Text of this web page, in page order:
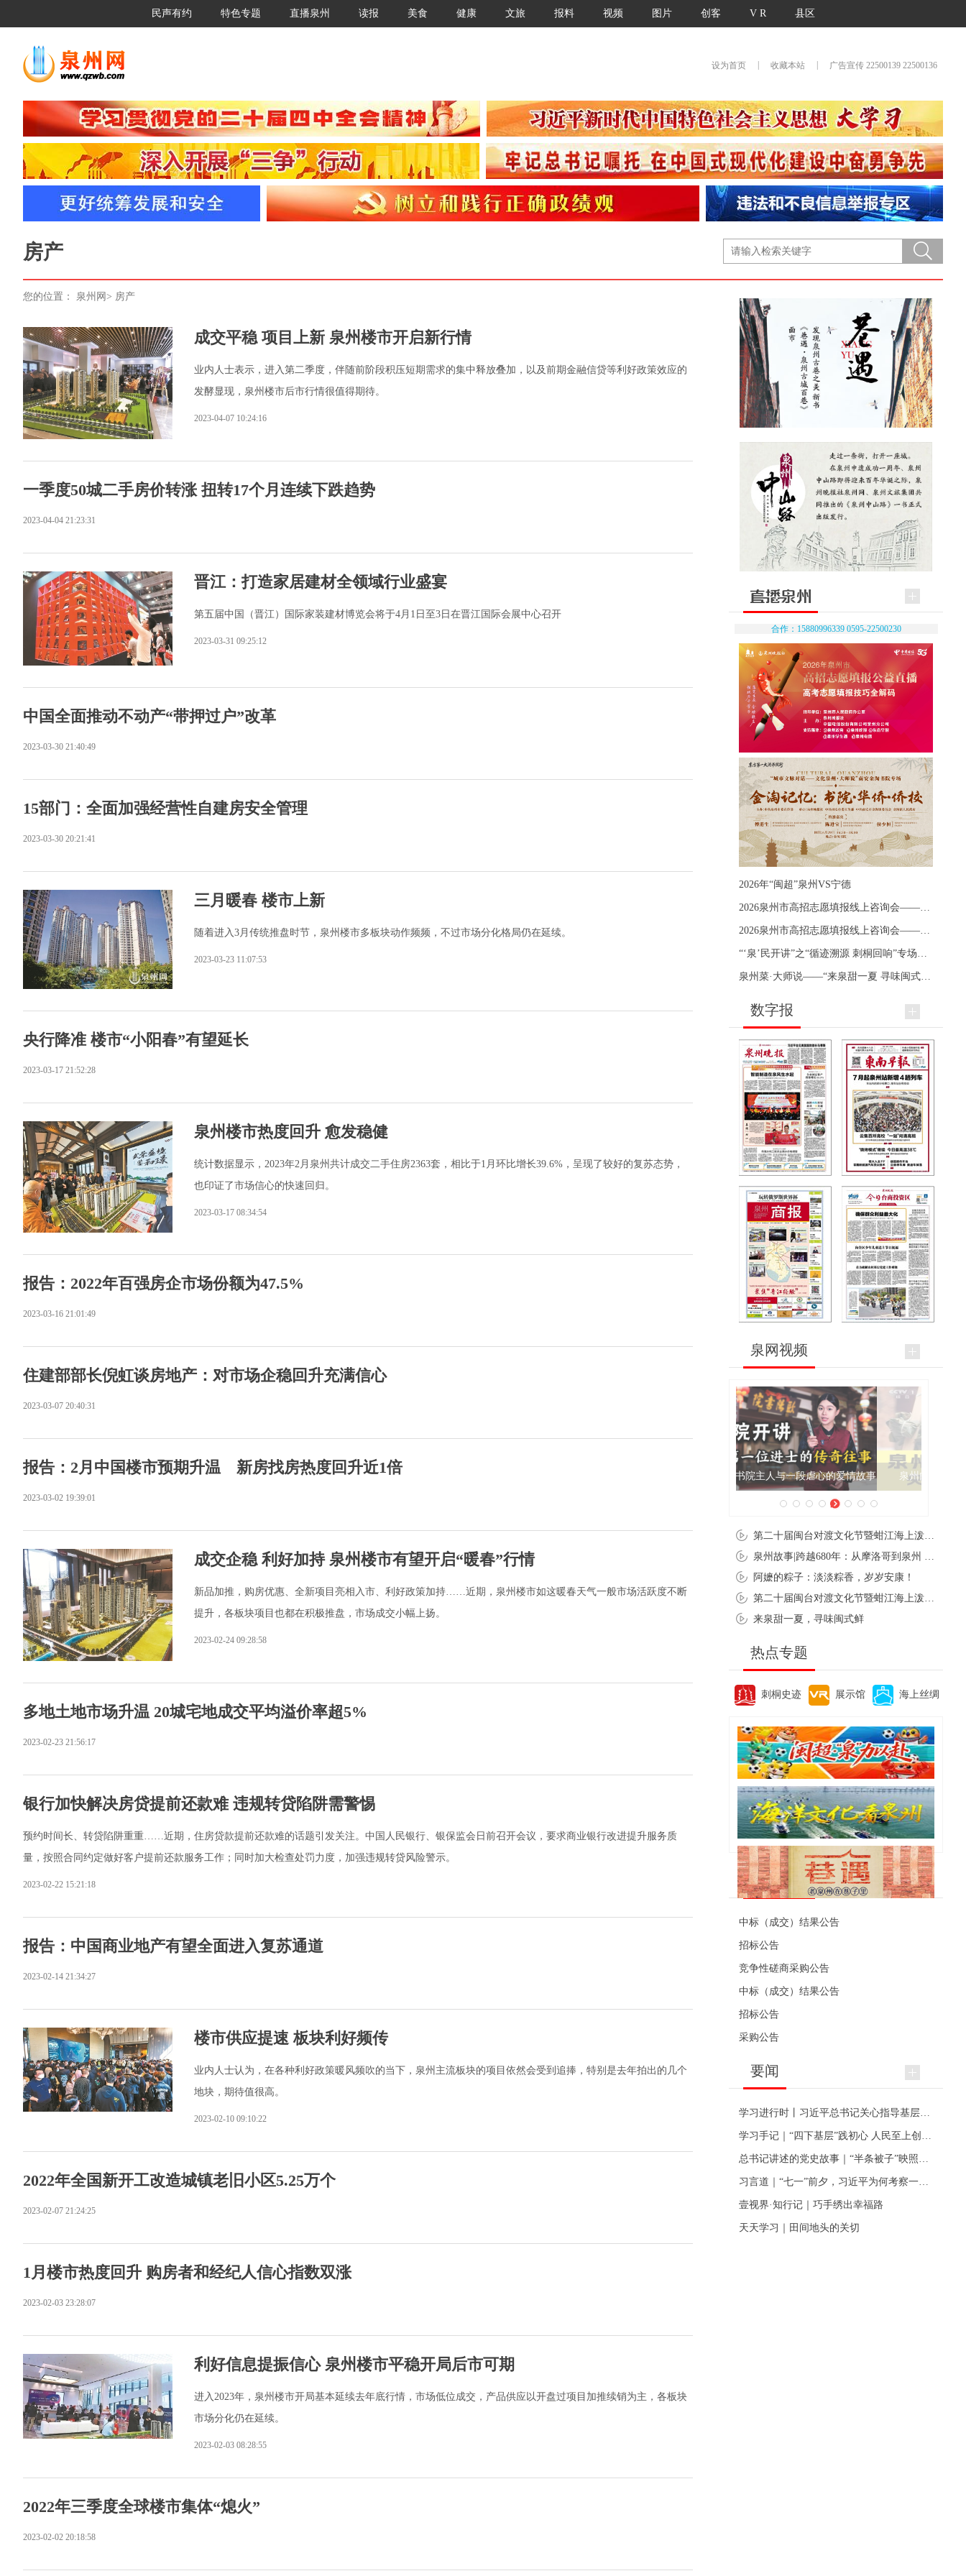
民声有约 特色专题 直播泉州 读报 美食 健康 文旅 报料 视频 图片 创客 V R 县区
设为首页 收藏本站 广告宣传 22500139 22500136
房产
您的位置： 泉州网 > 房产
成交平稳 项目上新 泉州楼市开启新行情
业内人士表示，进入第二季度，伴随前阶段积压短期需求的集中释放叠加，以及前期金融信贷等利好政策效应的
发酵显现，泉州楼市后市行情很值得期待。
2023-04-07 10:24:16
一季度50城二手房价转涨 扭转17个月连续下跌趋势
2023-04-04 21:23:31
晋江：打造家居建材全领域行业盛宴
第五届中国（晋江）国际家装建材博览会将于4月1日至3日在晋江国际会展中心召开
2023-03-31 09:25:12
中国全面推动不动产“带押过户”改革
2023-03-30 21:40:49
15部门：全面加强经营性自建房安全管理
2023-03-30 20:21:41
三月暖春 楼市上新
随着进入3月传统推盘时节，泉州楼市多板块动作频频，不过市场分化格局仍在延续。
2023-03-23 11:07:53
央行降准 楼市“小阳春”有望延长
2023-03-17 21:52:28
泉州楼市热度回升 愈发稳健
统计数据显示，2023年2月泉州共计成交二手住房2363套，相比于1月环比增长39.6%，呈现了较好的复苏态势，
也印证了市场信心的快速回归。
2023-03-17 08:34:54
报告：2022年百强房企市场份额为47.5%
2023-03-16 21:01:49
住建部部长倪虹谈房地产：对市场企稳回升充满信心
2023-03-07 20:40:31
报告：2月中国楼市预期升温 新房找房热度回升近1倍
2023-03-02 19:39:01
成交企稳 利好加持 泉州楼市有望开启“暖春”行情
新品加推，购房优惠、全新项目亮相入市、利好政策加持……近期，泉州楼市如这暖春天气一般市场活跃度不断
提升，各板块项目也都在积极推盘，市场成交小幅上扬。
2023-02-24 09:28:58
多地土地市场升温 20城宅地成交平均溢价率超5%
2023-02-23 21:56:17
银行加快解决房贷提前还款难 违规转贷陷阱需警惕
预约时间长、转贷陷阱重重……近期，住房贷款提前还款难的话题引发关注。中国人民银行、银保监会日前召开会议，要求商业银行改进提升服务质
量，按照合同约定做好客户提前还款服务工作；同时加大检查处罚力度，加强违规转贷风险警示。
2023-02-22 15:21:18
报告：中国商业地产有望全面进入复苏通道
2023-02-14 21:34:27
楼市供应提速 板块利好频传
业内人士认为，在各种利好政策暖风频吹的当下，泉州主流板块的项目依然会受到追捧，特别是去年拍出的几个
地块，期待值很高。
2023-02-10 09:10:22
2022年全国新开工改造城镇老旧小区5.25万个
2023-02-07 21:24:25
1月楼市热度回升 购房者和经纪人信心指数双涨
2023-02-03 23:28:07
利好信息提振信心 泉州楼市平稳开局后市可期
进入2023年，泉州楼市开局基本延续去年底行情，市场低位成交，产品供应以开盘过项目加推续销为主，各板块
市场分化仍在延续。
2023-02-03 08:28:55
2022年三季度全球楼市集体“熄火”
2023-02-02 20:18:58
合作：15880996339 0595-22500230
2026年“闽超”泉州VS宁德
数字报
泉网视频
泉州肉粽亮相央视《新闻联播》
阿嬷的粽子：淡淡粽香，岁岁安康！
来泉甜一夏，寻味闽式鲜
热点专题
刺桐史迹 展示馆 海上丝绸
便民资讯
中标（成交）结果公告
招标公告
竞争性磋商采购公告
中标（成交）结果公告
招标公告
采购公告
要闻
壹视界·知行记｜巧手绣出幸福路
天天学习｜田间地头的关切